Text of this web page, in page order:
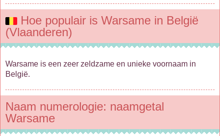
Hoe populair is Warsame in België
(Vlaanderen)
Warsame is een zeer zeldzame en unieke voornaam in
België.
Naam numerologie: naamgetal
Warsame